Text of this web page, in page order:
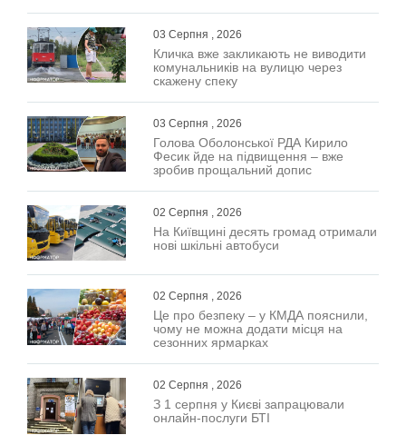
03 Серпня , 2026
Кличка вже закликають не виводити
комунальників на вулицю через
скажену спеку
03 Серпня , 2026
Голова Оболонської РДА Кирило
Фесик йде на підвищення – вже
зробив прощальний допис
02 Серпня , 2026
На Київщині десять громад отримали
нові шкільні автобуси
02 Серпня , 2026
Це про безпеку – у КМДА пояснили,
чому не можна додати місця на
сезонних ярмарках
02 Серпня , 2026
З 1 серпня у Києві запрацювали
онлайн-послуги БТІ